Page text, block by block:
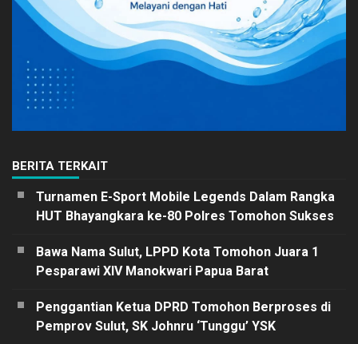
BERITA TERKAIT
Turnamen E-Sport Mobile Legends Dalam Rangka
HUT Bhayangkara ke-80 Polres Tomohon Sukses
Bawa Nama Sulut, LPPD Kota Tomohon Juara 1
Pesparawi XIV Manokwari Papua Barat
Penggantian Ketua DPRD Tomohon Berproses di
Pemprov Sulut, SK Johnru ‘Tunggu’ YSK